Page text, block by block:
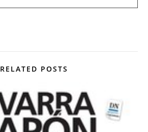
RELATED POSTS